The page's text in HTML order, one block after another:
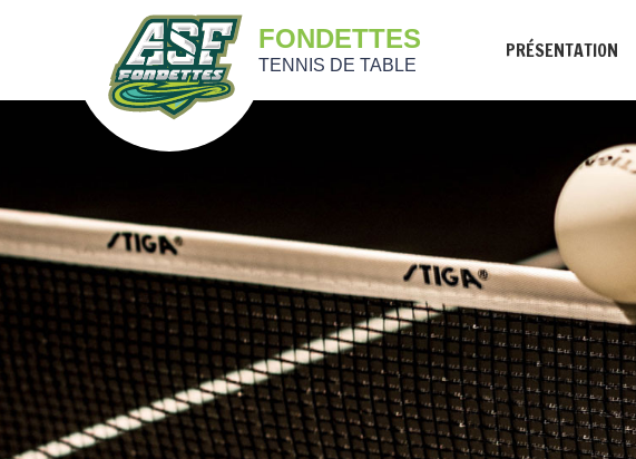
FONDETTES
TENNIS DE TABLE
PRÉSENTATION